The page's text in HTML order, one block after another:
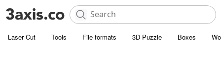
Laser Cut Tools File formats 3D Puzzle Boxes